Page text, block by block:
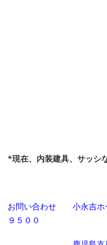
*現在、内装建具、サッシ
お問い合わせ 小永吉ホ
９５００